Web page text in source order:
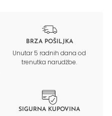
BRZA POŠILJKA
Unutar 5 radnih dana od
trenutka narudžbe.
SIGURNA KUPOVINA